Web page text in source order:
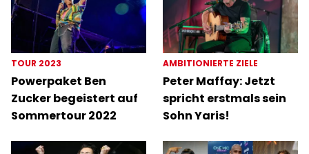
TOUR 2023
Powerpaket Ben
Zucker begeistert auf
Sommertour 2022
AMBITIONIERTE ZIELE
Peter Maffay: Jetzt
spricht erstmals sein
Sohn Yaris!